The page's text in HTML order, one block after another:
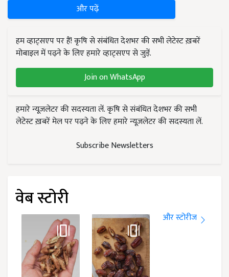
और पढ़ें
हम व्हाट्सएप पर हैं! कृषि से संबंधित देशभर की सभी लेटेस्ट ख़बरें
मोबाइल में पढ़ने के लिए हमारे व्हाट्सएप से जुड़ें.
Join on WhatsApp
हमारे न्यूज़लेटर की सदस्यता लें. कृषि से संबंधित देशभर की सभी
लेटेस्ट ख़बरें मेल पर पढ़ने के लिए हमारे न्यूज़लेटर की सदस्यता लें.
Subscribe Newsletters
वेब स्टोरी
और स्टोरीज